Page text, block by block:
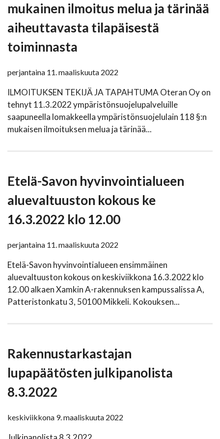
mukainen ilmoitus melua ja tärinää
aiheuttavasta tilapäisestä
toiminnasta
perjantaina 11. maaliskuuta 2022
ILMOITUKSEN TEKIJÄ JA TAPAHTUMA Oteran Oy on
tehnyt 11.3.2022 ympäristönsuojelupalveluille
saapuneella lomakkeella ympäristönsuojelulain 118 §:n
mukaisen ilmoituksen melua ja tärinää...
Etelä-Savon hyvinvointialueen
aluevaltuuston kokous ke
16.3.2022 klo 12.00
perjantaina 11. maaliskuuta 2022
Etelä-Savon hyvinvointialueen ensimmäinen
aluevaltuuston kokous on keskiviikkona 16.3.2022 klo
12.00 alkaen Xamkin A-rakennuksen kampussalissa A,
Patteristonkatu 3, 50100 Mikkeli. Kokouksen...
Rakennustarkastajan
lupapäätösten julkipanolista
8.3.2022
keskiviikkona 9. maaliskuuta 2022